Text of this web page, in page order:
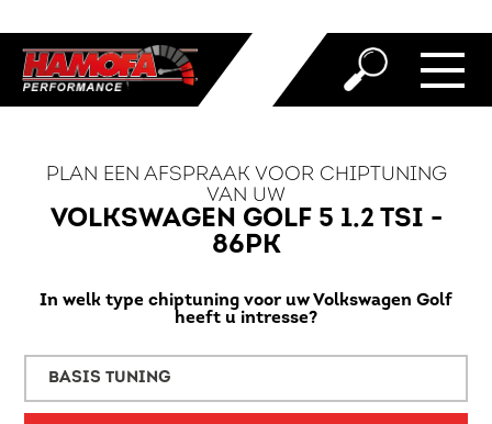
PLAN EEN AFSPRAAK VOOR CHIPTUNING
VAN UW
VOLKSWAGEN GOLF 5 1.2 TSI -
86PK
In welk type chiptuning voor uw Volkswagen Golf
heeft u intresse?
BASIS TUNING